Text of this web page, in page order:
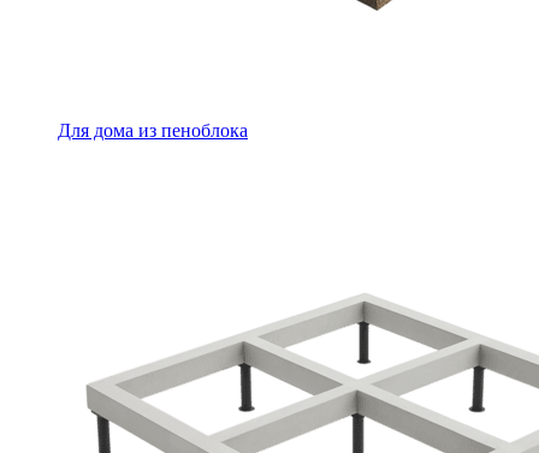
Для дома из пеноблока